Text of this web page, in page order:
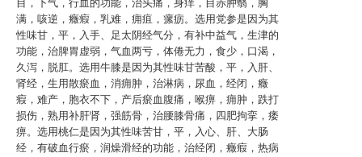
目，下气，行血的功能，治头痛，身痒，目赤肿翳，胸
满，咳逆，癥瘕，乳难，痈疽，瘰疬。选用党参是因为其
性味甘，平，入手、足太阴经气分，有补中益气，生津的
功能，治脾胃虚弱，气血两亏，体倦无力，食少，口渴，
久泻，脱肛。选用牛膝是因为其性味甘苦酸，平，入肝、
肾经，生用散瘀血，消痈肿，治淋病，尿血，经闭，癥
瘕，难产，胞衣不下，产后瘀血腹痛，喉痹，痈肿，跌打
损伤，熟用补肝肾，强筋骨，治腰膝骨痛，四肥拘挛，痿
痹。选用桃仁是因为其性味苦甘，平，入心、肝、大肠
经，有破血行瘀，润燥滑经的功能，治经闭，癥瘕，热病